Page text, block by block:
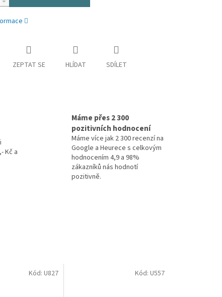
ZEPTAT SE HLÍDAT SDÍLET
Kč a
Máme přes 2 300
pozitivních hodnocení
Máme více jak 2 300 recenzí na
Google a Heurece s celkovým
hodnocením 4,9 a 98%
zákazníků nás hodnotí
pozitivně.
Kód:U827 Kód: U557